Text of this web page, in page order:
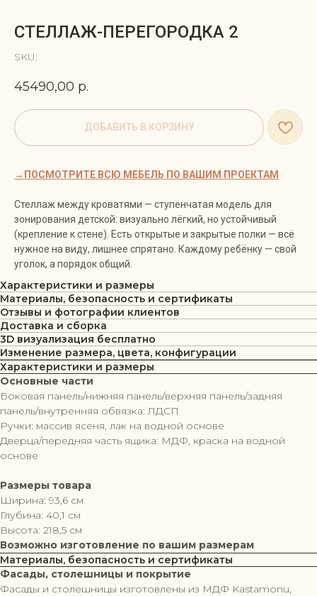
СТЕЛЛАЖ-ПЕРЕГОРОДКА 2
SKU:
45490,00 р.
ДОБАВИТЬ В КОРЗИНУ
→ПОСМОТРИТЕ ВСЮ МЕБЕЛЬ ПО ВАШИМ ПРОЕКТАМ
Стеллаж между кроватями — ступенчатая модель для
зонирования детской: визуально лёгкий, но устойчивый
(крепление к стене). Есть открытые и закрытые полки — всё
нужное на виду, лишнее спрятано. Каждому ребёнку — свой
уголок, а порядок общий.
Характеристики и размеры
Материалы, безопасность и сертификаты
Отзывы и фотографии клиентов
Доставка и сборка
3D визуализация бесплатно
Изменение размера, цвета, конфигурации
Характеристики и размеры
Основные части
Боковая панель/нижняя панель/верхняя панель/задняя
панель/внутренняя обвязка: ЛДСП
Ручки: массив ясеня, лак на водной основе
Дверца/передняя часть ящика: МДФ, краска на водной
основе
Размеры товара
Ширина: 93,6 см
Глубина: 40,1 см
Высота: 218,5 см
Возможно изготовление по вашим размерам
Материалы, безопасность и сертификаты
Фасады, столешницы и покрытие
Фасады и столешницы изготовлены из МДФ Kastamonu,